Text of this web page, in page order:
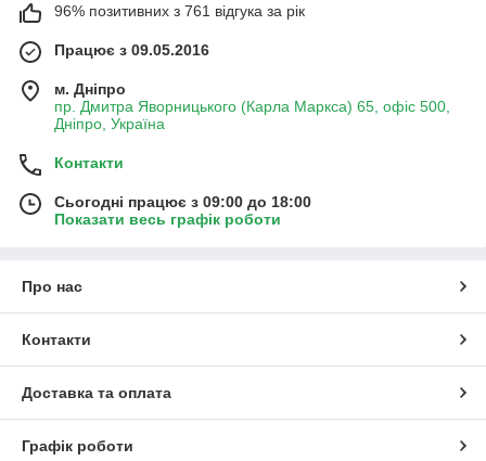
96% позитивних з 761 відгука за рік
Працює з 09.05.2016
м. Дніпро
пр. Дмитра Яворницького (Карла Маркса) 65, офіс 500,
Дніпро, Україна
Контакти
Сьогодні працює з 09:00 до 18:00
Показати весь графік роботи
Про нас
Контакти
Доставка та оплата
Графік роботи